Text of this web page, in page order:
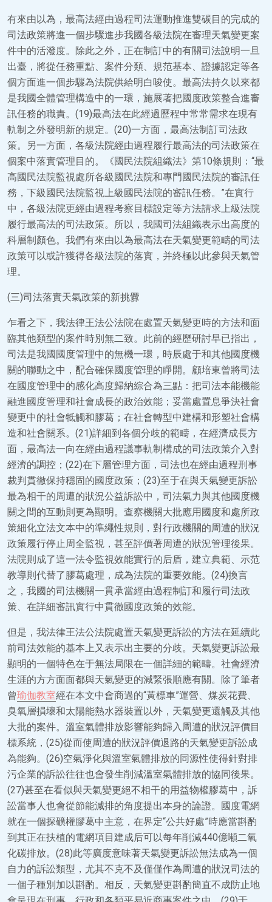
有來由以為，最高法經由過程司法運動推進雙碳目的完成的
司法政策將進一個步驟進步我國各級法院在審理天氣變更案
件中的活潑度。除此之外，正在制訂中的有關司法說明一旦
出臺，將從任務重點、案件分類、規范基本、證據認定等各
個方面進一個步驟為法院供給明白唆使。最高法持久以來都
是我國全體管理構造中的一環，施展著把國度政策整合進審
訊任務的職責。(19)最高法在此經過歷程中常常需求在現有
軌制之外發明新的規定。(20)一方面，最高法制訂司法政
策。另一方面，各級法院經由過程履行最高法的司法政策在
個案中落實管理目的。《國民法院組織法》第10條規則：“最
高國民法院監視處所各級國民法院和專門國民法院的審訊任
務，下級國民法院監視上級國民法院的審訊任務。”在實行
中，各級法院更經由過程考察目標設定等方法請求上級法院
履行最高法的司法政策。所以，我國司法組織表示出高度的
科層制顏色。我們有來由以為最高法在天氣變更範疇的司法
政策可以或許獲得各級法院的落實，并終極以此參與天氣管
理。
(三)司法落實天氣政策的新挑釁
乍看之下，我法律王法公法院在處置天氣變更時的方法和面
臨其他類型的案件時別無二致。此前的經歷研討早已指出，
司法是我國國度管理中的無機一環，時辰處于和其他國度機
關的聯動之中，配合確保國度管理的睜開。顧培東曾將司法
在國度管理中的感化高度歸納綜合為三點：把司法本能機能
融進國度管理和社會成長的政治效能；妥當處置息爭決社會
變更中的社會牴觸和膠葛；在社會轉型中建構和形塑社會構
造和社會關系。(21)詳細到各個分歧的範疇，在經濟成長方
面，最高法一向在經由過程議事軌制構成的司法政策介入對
經濟的調控；(22)在下層管理方面，司法也在經由過程刑事
裁判貫徹保持穩固的國度政策；(23)至于在與天氣變更訴訟
最為相干的周遭的狀況公益訴訟中，司法氣力與其他國度機
關之間的互動則更為顯明。查察機關大批應用國度和處所政
策細化立法文本中的準繩性規則，對行政機關的周遭的狀況
政策履行停止周全監視，甚至評價著周遭的狀況管理後果。
法院則成了這一法令監視效能實行的后盾，建立典範、示范
教導則代替了膠葛處理，成為法院的重要效能。(24)換言
之，我國的司法機關一貫承當經由過程制訂和履行司法政
策、在詳細審訊實行中貫徹國度政策的效能。
但是，我法律王法公法院處置天氣變更訴訟的方法在延續此
前司法效能的基本上又表示出主要的分歧。天氣變更訴訟最
顯明的一個特色在于無法局限在一個詳細的範疇。社會經濟
生涯的方方面面都與天氣變更的減緊張順應有關。除了筆者
曾瑜伽教室經在本文中會商過的“黃標車”運營、煤炭花費、
臭氧層損壞和太陽能熱水器裝置以外，天氣變更還觸及其他
大批的案件。溫室氣體排放影響能夠歸入周遭的狀況評價目
標系統，(25)從而使周遭的狀況評價退路的天氣變更訴訟成
為能夠。(26)空氣淨化與溫室氣體排放的同源性使得針對排
污企業的訴訟往往也會發生削減溫室氣體排放的協同後果。
(27)甚至在看似與天氣變更絕不相干的用益物權膠葛中，訴
訟當事人也會從節能減排的角度提出本身的論證。國度電網
就在一個探礦權膠葛中主意，在界定“公共好處”時應當斟酌
到其正在扶植的電網項目建成后可以每年削減440億噸二氧
化碳排放。(28)此等廣度意味著天氣變更訴訟無法成為一個
自力的訴訟類型，尤其不克不及僅僅作為周遭的狀況司法的
一個子種別加以斟酌。相反，天氣變更斟酌簡直不成防止地